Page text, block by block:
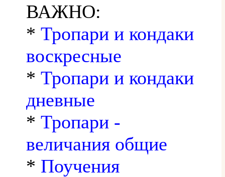
ВАЖНО:
* Тропари и кондаки
воскресные
* Тропари и кондаки
дневные
* Тропари -
величания общие
* Поучения